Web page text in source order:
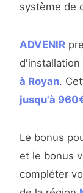
système de
ADVENIR
à Royan.
jusqu'à
Le bonus
et le bonus
compléter